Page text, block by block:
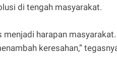
di tengah masyarakat.
menjadi harapan
keresahan,”